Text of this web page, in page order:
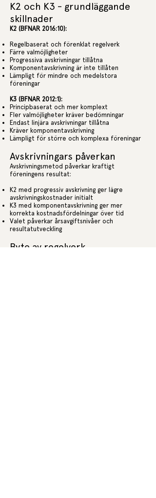
K2 och K3 - grundläggande
skillnader
K2 (BFNAR 2016:10):
Regelbaserat och förenklat regelverk
Färre valmöjligheter
Progressiva avskrivningar tillåtna
Komponentavskrivning är inte tillåten
Lämpligt för mindre och medelstora
föreningar
K3 (BFNAR 2012:1):
Principbaserat och mer komplext
Fler valmöjligheter kräver bedömningar
Endast linjära avskrivningar tillåtna
Kräver komponentavskrivning
Lämpligt för större och komplexa föreningar
Avskrivningars påverkan
Avskrivningsmetod påverkar kraftigt
föreningens resultat:
K2 med progressiv avskrivning ger lägre
avskrivningskostnader initialt
K3 med komponentavskrivning ger mer
korrekta kostnadsfördelningar över tid
Valet påverkar årsavgiftsnivåer och
resultatutveckling
Byte av regelverk